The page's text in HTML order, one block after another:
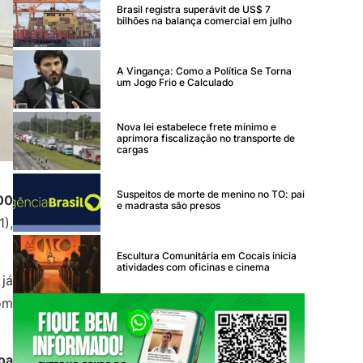
Brasil registra superávit de US$ 7
bilhões na balança comercial em julho
A Vingança: Como a Política Se Torna
um Jogo Frio e Calculado
Nova lei estabelece frete mínimo e
aprimora fiscalização no transporte de
cargas
Suspeitos de morte de menino no TO: pai
e madrasta são presos
Escultura Comunitária em Cocais inicia
atividades com oficinas e cinema